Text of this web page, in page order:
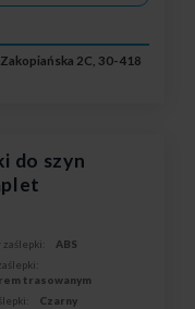
2C, 30-418
do szyn
ABS
trasowanym
Czarny